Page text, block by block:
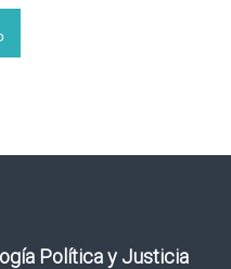
Política y Justicia